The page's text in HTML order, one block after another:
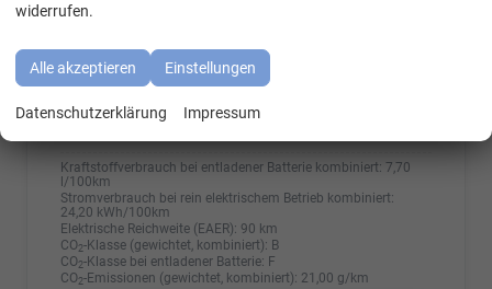
Kraftstoff Hybrid Benzin
01.08.2026
Kraftstoffverbrauch bei entladener Batterie kombiniert:7,70
l/100km
Stromverbrauch bei rein elektrischem Betrieb kombiniert:
24,20 kWh/100km
Elektrische Reichweite (EAER): 90 km
CO2-Klasse (gewichtet, kombiniert): B
CO2-Klasse bei entladener Batterie: F
CO2-Emissionen (gewichtet, kombiniert): 21,00 g/km
widerrufen.
Alle akzeptieren Einstellungen
Datenschutzerklärung Impressum